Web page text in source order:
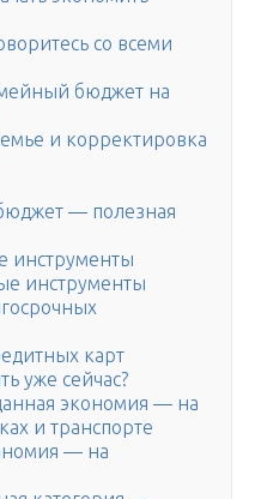
со всеми
бюджет на
и корректировка
— полезная
инструменты
инструменты
карт
уже сейчас?
экономия — на
и транспорте
— на